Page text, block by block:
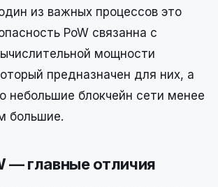
из важных процессов это
PoW связанна с
мощности
предназначен для них, а
небольшие блокчейн сети менее
большие.
— главные отличия